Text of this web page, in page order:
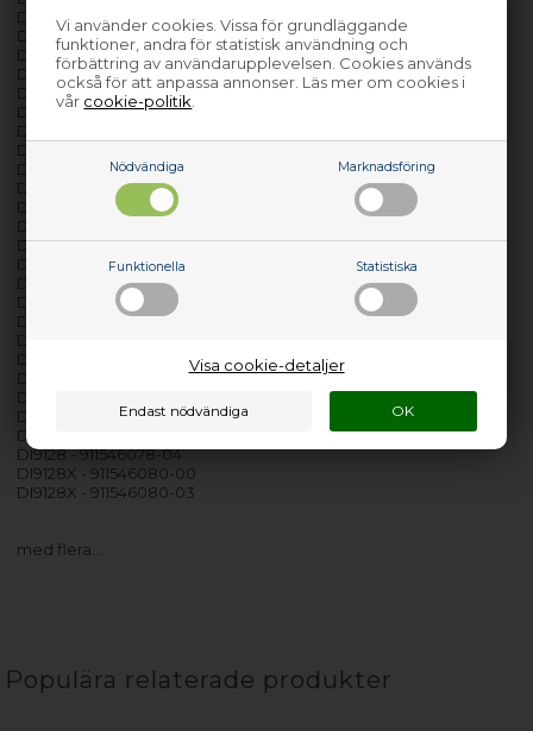
Vi använder cookies. Vissa för grundläggande
funktioner, andra för statistisk användning och
förbättring av användarupplevelsen. Cookies används
också för att anpassa annonser. Läs mer om cookies i
vår cookie-politik
Nödvändiga Marknadsföring
Funktionella Statistiska
Visa cookie-detaljer
DI8509 - 911549086-01
DI8517 - 911549058-00
DI8517 - 911549058-01
DI8517X - 911549061-00
DI8517X - 911549061-01
DI8518 - 911549072-00
DI8518 - 911549072-01
DI8518 - 911549072-02
DI8518 - 911549072-03
DI8518 - 911549072-04
DI8518X - 911549076-00
DI8518X - 911549076-01
DI8518X - 911549076-02
DI8518X - 911549076-03
DI8518X - 911549076-04
DI8519 - 911546124-00
DI8519 - 911546124-01
DI8519 - 911546149-00
DI9127 - 911546034-00
DI9127X - 911546036-00
DI9128 - 911546078-00
DI9128 - 911546078-02
DI9128 - 911546078-03
DI9128 - 911546078-04
DI9128X - 911546080-00
DI9128X - 911546080-03
med flera…
Populära relaterade produkter